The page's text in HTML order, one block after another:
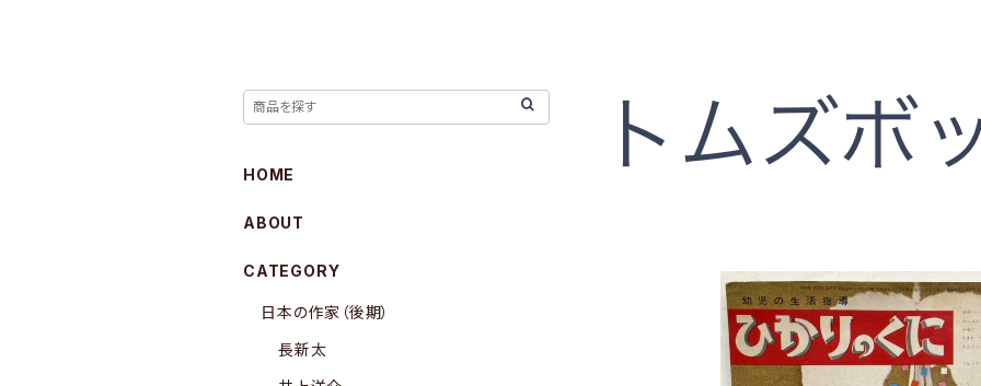
HOME
ABOUT
CATEGORY
日本の作家（後期）
長新太